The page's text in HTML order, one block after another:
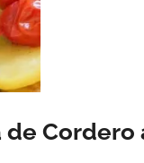
Cordero